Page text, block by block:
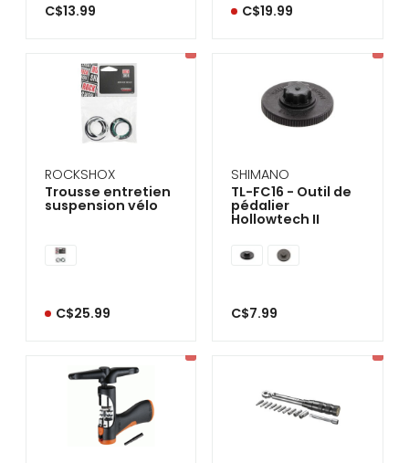
C$13.99 C$19.99
ROCKSHOX
Trousse entretien
suspension vélo
C$25.99
SHIMANO
TL-FC16 - Outil de
pédalier
Hollowtech II
C$7.99